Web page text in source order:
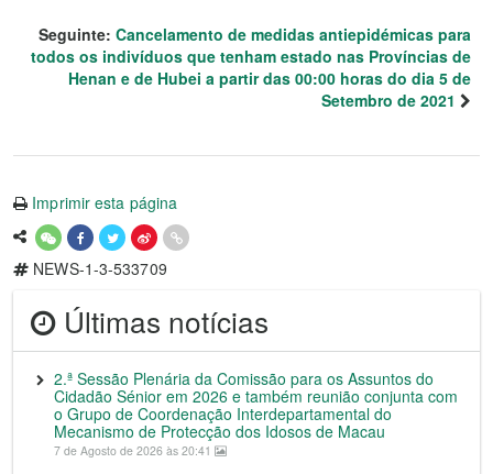
Seguinte: Cancelamento de medidas antiepidémicas para
todos os indivíduos que tenham estado nas Províncias de
Henan e de Hubei a partir das 00:00 horas do dia 5 de
Setembro de 2021
Imprimir esta página
NEWS-1-3-533709
Últimas notícias
2.ª Sessão Plenária da Comissão para os Assuntos do
Cidadão Sénior em 2026 e também reunião conjunta com
o Grupo de Coordenação Interdepartamental do
Mecanismo de Protecção dos Idosos de Macau
7 de Agosto de 2026 às 20:41